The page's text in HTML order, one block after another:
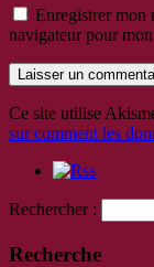
Enregistrer mon
navigateur pour
Ce site utilise
sur comment les
Rechercher :
Recherche